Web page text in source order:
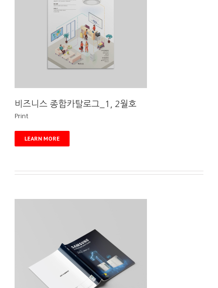
비즈니스 종합카탈로그_1, 2월호
Print
LEARN MORE